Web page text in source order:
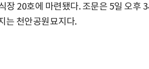
장 20호에 마련됐다. 조문은 5일 오후
는 천안공원묘지다.